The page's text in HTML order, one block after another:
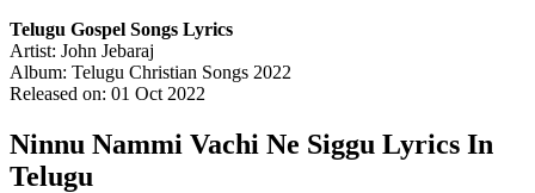
Telugu Gospel Songs Lyrics
Artist: John Jebaraj
Album: Telugu Christian Songs 2022
Released on: 01 Oct 2022
Ninnu Nammi Vachi Ne Siggu Lyrics In
Telugu